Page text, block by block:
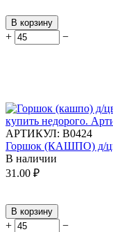
В корзину
+ −
АРТИКУЛ: В0424
Горшок (КАШПО) д/
В наличии
31.00 ₽
В корзину
+ −